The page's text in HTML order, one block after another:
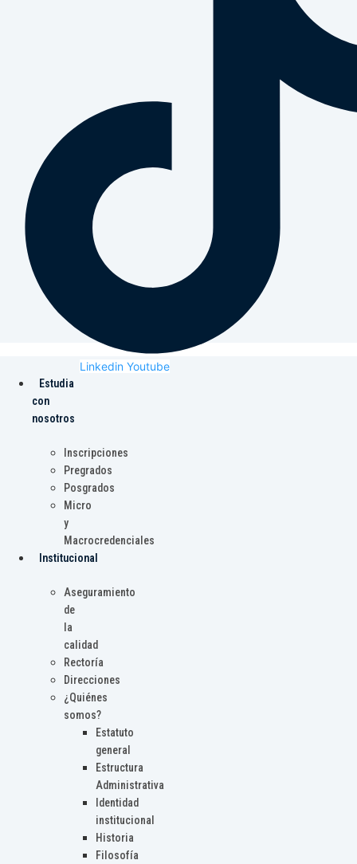
Linkedin Youtube
Estudia
con
nosotros
Inscripciones
Pregrados
Posgrados
Micro
y
Macrocredenciales
Institucional
Aseguramiento
de
la
calidad
Rectoría
Direcciones
¿Quiénes
somos?
Estatuto
general
Estructura
Administrativa
Identidad
institucional
Historia
Filosofía